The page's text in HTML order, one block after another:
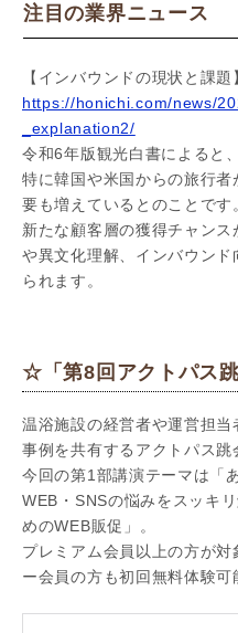
注目の業界ニュース
【インバウンドの現状と課題
https://honichi.com/news/
_explanation2/
令和6年版観光白書によると
特に韓国や米国からの旅行
要も増えているとのことです
新たな顧客層の獲得チャン
や異文化理解、インバウン
られます。
☆「第8回アクトパス跳
温浴施設の経営者や運営担
事例を共有するアクトパス跳
今回の第1部講演テーマは「
WEB・SNSの悩みをスッキ
めのWEB販促」。
プレミアム会員以上の方が
ー会員の方も初回無料体験可